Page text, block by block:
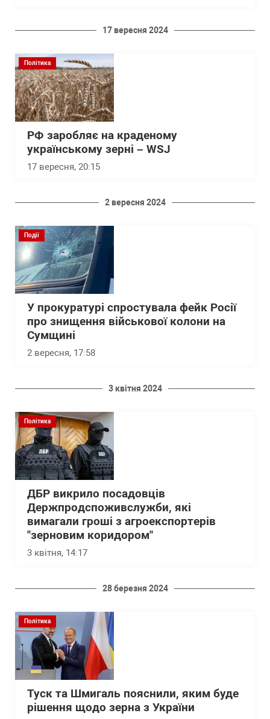
17 вересня 2024
Політика
РФ заробляє на краденому
українському зерні – WSJ
17 вересня, 20:15
2 вересня 2024
Події
У прокуратурі спростувала фейк Росії
про знищення військової колони на
Сумщині
2 вересня, 17:58
3 квітня 2024
Політика
ДБР викрило посадовців
Держпродспоживслужби, які
вимагали гроші з агроекспортерів
"зерновим коридором"
3 квітня, 14:17
28 березня 2024
Політика
Туск та Шмигаль пояснили, яким буде
рішення щодо зерна з України